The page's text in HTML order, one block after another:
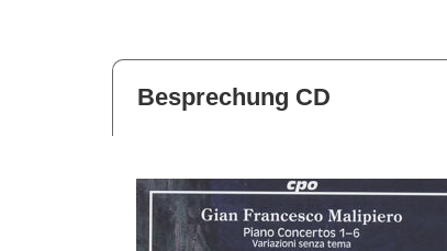
Besprechung CD